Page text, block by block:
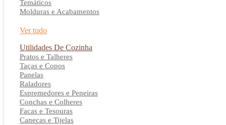
Temáticos
Molduras e Acabamentos
Ver tudo
Utilidades De Cozinha
Pratos e Talheres
Taças e Copos
Panelas
Raladores
Espremedores e Peneiras
Conchas e Colheres
Facas e Tesouras
Canecas e Tijelas